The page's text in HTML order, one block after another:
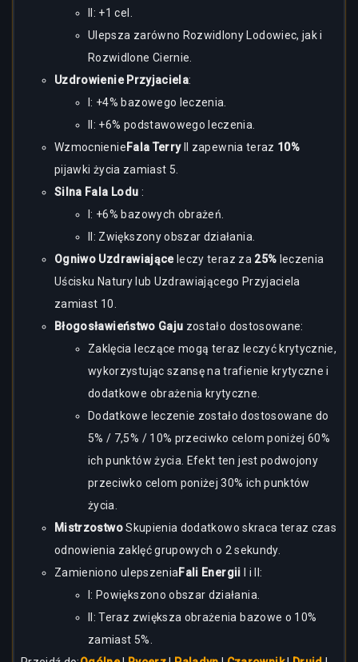
II: +1 cel.
Ulepsza zarówno Rozwidlony Lodowiec, jak i
Rozwidlone Ciernie.
Uzdrowienie Przyjaciela:
I: +4% bazowego leczenia.
II: +6% podstawowego leczenia.
Wzmocnienie Fala TerryII zapewnia teraz 10%
pijawki życia zamiast 5.
Silna Fala Lodu :
I: +6% bazowych obrażeń.
II: Zwiększony obszar działania.
Ogniwo Uzdrawiająceleczy teraz za 25% leczenia
Uścisku Natury lub Uzdrawiającego Przyjaciela
zamiast 10.
Błogosławieństwo Gaju zostało dostosowane:
Zaklęcia leczące mogą teraz leczyć krytycznie,
wykorzystując szansę na trafienie krytyczne i
dodatkowe obrażenia krytyczne.
Dodatkowe leczenie zostało dostosowane do
5% / 7,5% / 10% przeciwko celom poniżej 60%
ich punktów życia. Efekt ten jest podwojony
przeciwko celom poniżej 30% ich punktów
życia.
MistrzostwoSkupienia dodatkowo skraca teraz czas
odnowienia zaklęć grupowych o 2 sekundy.
Zamieniono ulepszenia Fali Energii
I i II:
I: Powiększono obszar działania.
II: Teraz zwiększa obrażenia bazowe o 10%
zamiast 5%.